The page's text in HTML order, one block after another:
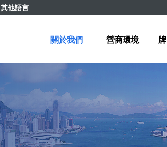
其他語言
關於我們 營商環境